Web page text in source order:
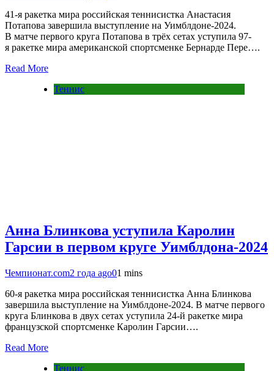
41-я ракетка мира российская теннисистка Анастасия
Потапова завершила выступление на Уимблдоне-2024.
В матче первого круга Потапова в трёх сетах уступила 97-
я ракетке мира американской спортсменке Бернарде Пере….
Read More
Теннис
Анна Блинкова уступила Каролин
Гарсии в первом круге Уимблдона-2024
Чемпионат.com2 года ago01 mins
60-я ракетка мира российская теннисистка Анна Блинкова
завершила выступление на Уимблдоне-2024. В матче первого
круга Блинкова в двух сетах уступила 24-й ракетке мира
французской спортсменке Каролин Гарсии….
Read More
Теннис